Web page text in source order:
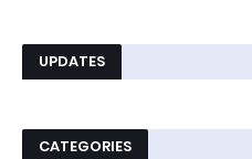
UPDATES
CATEGORIES